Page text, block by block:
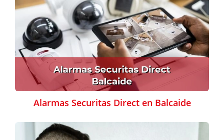
Alarmas Securitas Direct en Balcaide